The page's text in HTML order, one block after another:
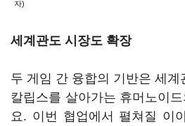
자)
세계관도 시장도 확장
두 게임 간 융합의 기반은 세
칼립스를 살아가는 휴머노이
요. 이번 협업에서 펼쳐질 이